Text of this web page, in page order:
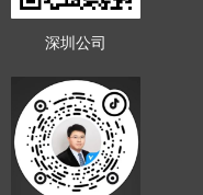
深圳公司